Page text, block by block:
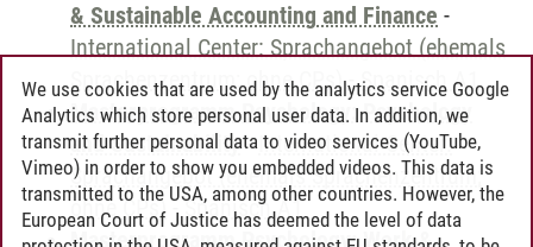
& Sustainable Accounting and Finance -
International Center: Sprachangebot (ehemals
Sprachenzentrum; ohne CPs)-Spanisch A1
Masterprogramm Psychology: Psychology
and Sustainability-International Center:
Sprachangebot (ehemals Sprachenzentrum;
ohne CPs)-Spanisch A1
Masterprogramm Psychology: Work &
We use cookies that are used by the analytics service Google
Analytics which store personal user data. In addition, we
transmit further personal data to video services (YouTube,
Vimeo) in order to show you embedded videos. This data is
transmitted to the USA, among other countries. However, the
European Court of Justice has deemed the level of data